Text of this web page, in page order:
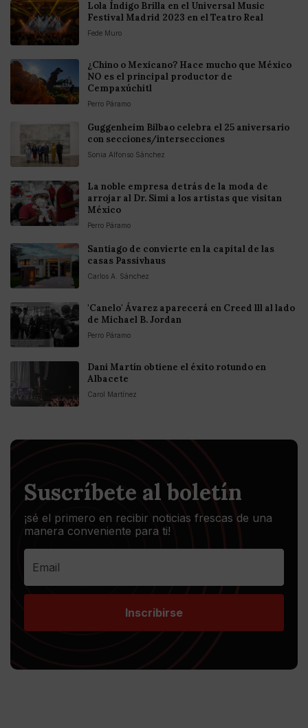
Lola Índigo Brilla en el Universal Music
Festival Madrid 2023 en el Teatro Real
Fede Muro
¿Chino o Mexicano? Hace mucho que México
NO es el principal productor de
Cempaxúchitl
Perro Páramo
Guggenheim Bilbao celebra el 25 aniversario
con secciones/intersecciones
Sonia Alfonso Sánchez
La noble empresa detrás de la moda de
arrojar al Dr. Simi a los artistas que visitan
México
Perro Páramo
Santiago de convierte en la capital de las
casas Passivhaus
Carlos A. Sánchez
'Canelo' Ávarez aparecerá en Creed lll al lado
de Michael B. Jordan
Perro Páramo
Dani Martín obtiene el éxito rotundo en
Albacete
Carol Martínez
Suscríbete al boletín
¡sé el primero en recibir noticias frescas de una
manera conveniente para ti!
Inscribirse